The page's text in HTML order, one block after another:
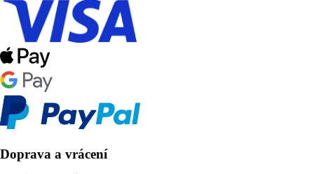
Doprava a vrácení